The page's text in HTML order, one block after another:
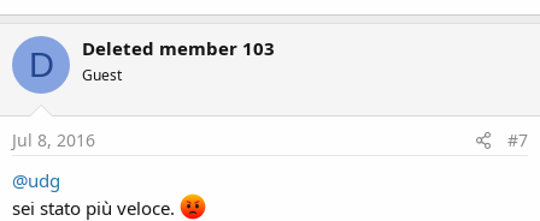
D Deleted member 103
Guest
Jul 8, 2016 #7
@udg
sei stato più veloce.